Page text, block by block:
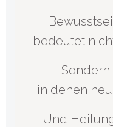
bedeutet
Sondern
in denen
Und